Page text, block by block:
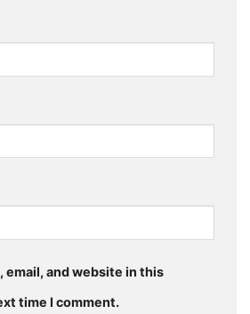
email, and website in this
time I comment.